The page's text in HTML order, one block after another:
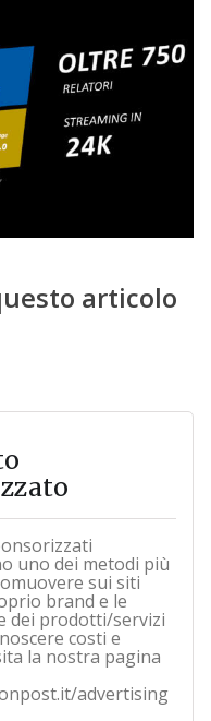
articolo
uno dei metodi più
sui siti
brand e le
dei prodotti/servizi
costi e
la nostra pagina
advertising